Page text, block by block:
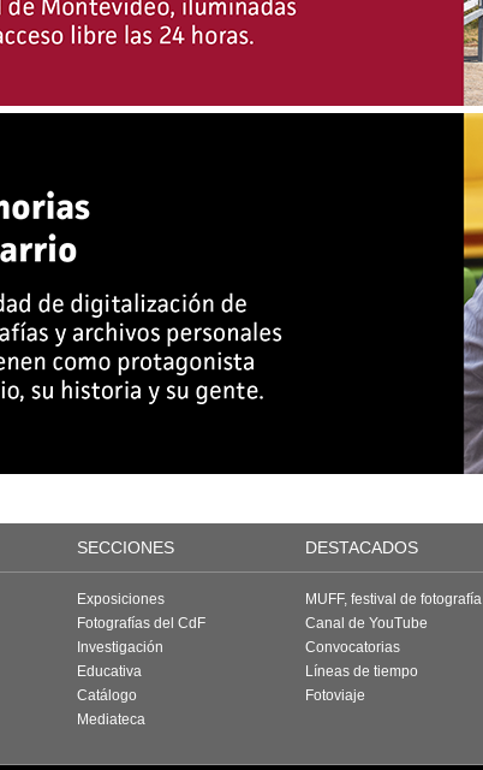
SECCIONES DESTACADOS
Exposiciones
Fotografías del CdF
Investigación
Educativa
Catálogo
Mediateca
MUFF, festival de fotografía
Canal de YouTube
Convocatorias
Líneas de tiempo
Fotoviaje